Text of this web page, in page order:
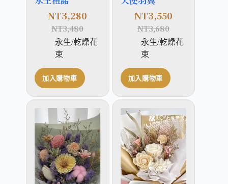
NT3,480
NT3,280
永生/乾燥花
束
加入購物車
NT3,680
NT3,550
永生/乾燥花
束
加入購物車